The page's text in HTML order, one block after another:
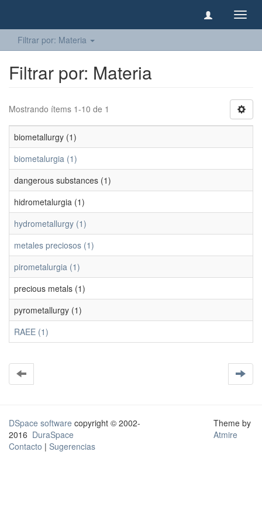
Filtrar por: Materia
Filtrar por: Materia
Mostrando ítems 1-10 de 1
biometallurgy (1)
biometalurgia (1)
dangerous substances (1)
hidrometalurgia (1)
hydrometallurgy (1)
metales preciosos (1)
pirometalurgia (1)
precious metals (1)
pyrometallurgy (1)
RAEE (1)
DSpace software copyright © 2002-
2016 DuraSpace
Contacto | Sugerencias
Theme by
Atmire